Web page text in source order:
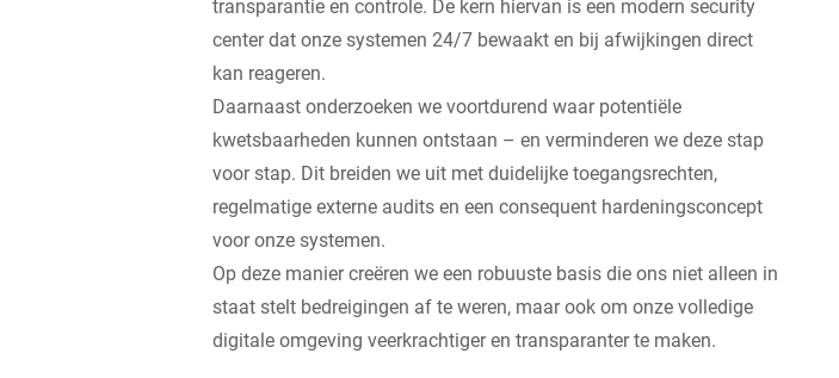
transparantie en controle. De kern hiervan is een modern security
center dat onze systemen 24/7 bewaakt en bij afwijkingen direct
kan reageren.
Daarnaast onderzoeken we voortdurend waar potentiële
kwetsbaarheden kunnen ontstaan – en verminderen we deze stap
voor stap. Dit breiden we uit met duidelijke toegangsrechten,
regelmatige externe audits en een consequent hardeningsconcept
voor onze systemen.
Op deze manier creëren we een robuuste basis die ons niet alleen in
staat stelt bedreigingen af te weren, maar ook om onze volledige
digitale omgeving veerkrachtiger en transparanter te maken.